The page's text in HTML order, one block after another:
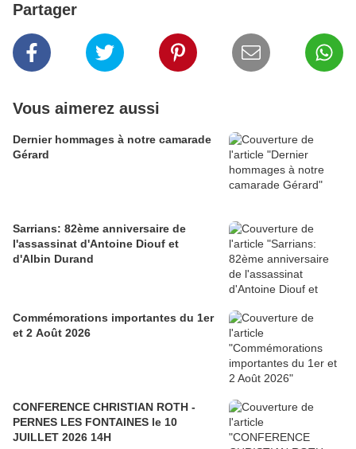
Partager
Vous aimerez aussi
Dernier hommages à notre camarade
Gérard
Sarrians: 82ème anniversaire de
l'assassinat d'Antoine Diouf et
d'Albin Durand
Commémorations importantes du 1er
et 2 Août 2026
CONFERENCE CHRISTIAN ROTH -
PERNES LES FONTAINES le 10
JUILLET 2026 14H